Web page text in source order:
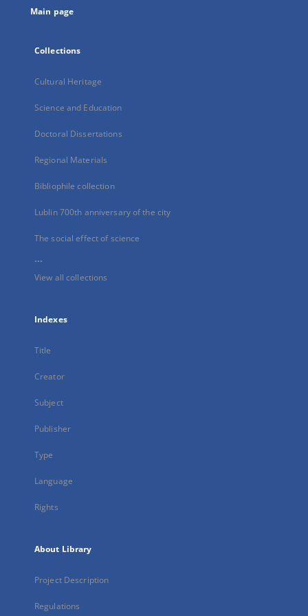
Main page
Collections
Cultural Heritage
Science and Education
Doctoral Dissertations
Regional Materials
Bibliophile collection
Lublin 700th anniversary of the city
The social effect of science
...
View all collections
Indexes
Title
Creator
Subject
Publisher
Type
Language
Rights
About Library
Project Description
Regulations